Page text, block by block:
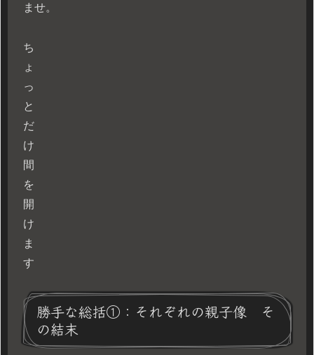
ませ。
ち
ょ
っ
と
だ
け
間
を
開
け
ま
す
勝手な総括①：それぞれの親子像 そ
の結末